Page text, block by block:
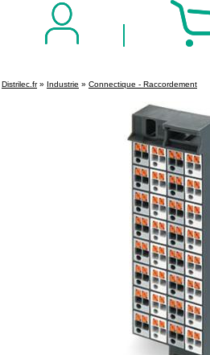
Distrilec.fr» Industrie » Connectique - Raccordement